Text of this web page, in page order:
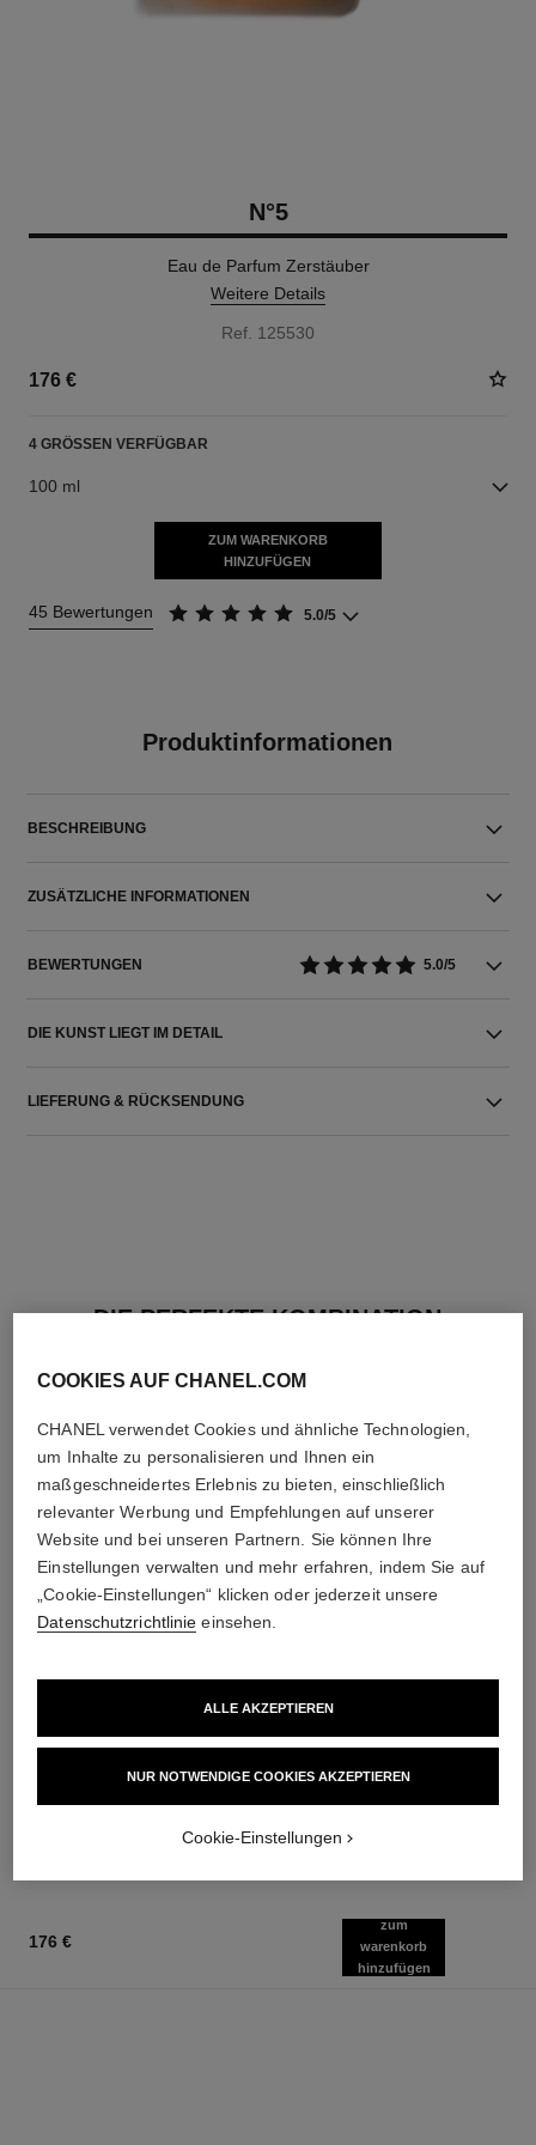
N°5
Eau de Parfum Zerstäuber
Weitere Details
Ref. 125530
176 €
4 GRÖSSEN VERFÜGBAR
100 ml
ZUM WARENKORB
HINZUFÜGEN
45 Bewertungen 5.0/5
Produktinformationen
BESCHREIBUNG
ZUSÄTZLICHE INFORMATIONEN
BEWERTUNGEN 5.0/5
DIE KUNST LIEGT IM DETAIL
LIEFERUNG & RÜCKSENDUNG
DIE PERFEKTE KOMBINATION
Mattierender Lippenstift mit
Hoher Farbintensität
Zum Warenkorb hinzufügen
Duschgel
Ref. 105765
60 €
176 €
zum
warenkorb
hinzufügen
COOKIES AUF CHANEL.COM
CHANEL verwendet Cookies und ähnliche Technologien,
um Inhalte zu personalisieren und Ihnen ein
maßgeschneidertes Erlebnis zu bieten, einschließlich
relevanter Werbung und Empfehlungen auf unserer
Website und bei unseren Partnern. Sie können Ihre
Einstellungen verwalten und mehr erfahren, indem Sie auf
„Cookie-Einstellungen“ klicken oder jederzeit unsere
Datenschutzrichtlinie einsehen.
NUR NOTWENDIGE COOKIES AKZEPTIEREN
ALLE AKZEPTIEREN
Cookie-Einstellungen